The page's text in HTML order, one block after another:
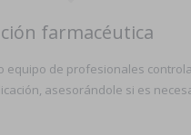
farmacéutica
equipo de profesionales
asesorándole si es